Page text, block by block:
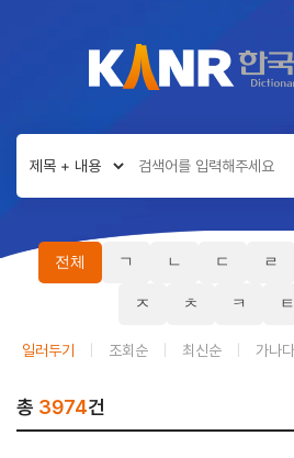
전체 ㄱ ㄴ ㄷ ㄹ
ㅈ ㅊ ㅋ ㅌ
일러두기 조회순 최신순 가나
총 3974건